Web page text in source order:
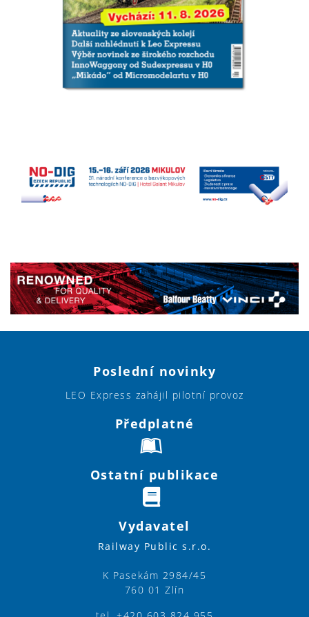
Poslední novinky
LEO Express zahájil pilotní provoz
Předplatné
Ostatní publikace
Vydavatel
Railway Public s.r.o.
K Pasekám 2984/45
760 01 Zlín